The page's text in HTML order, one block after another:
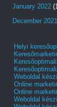
January 2022
December 2021
Helyi
Weboldal
Online
Online
Weboldal